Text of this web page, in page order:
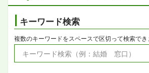
キーワード検索
複数のキーワードをスペースで区切って検索でき